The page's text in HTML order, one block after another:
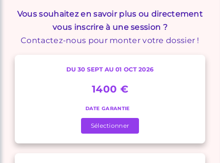
Vous souhaitez en savoir plus ou directement
vous inscrire à une session ?
Contactez-nous pour monter votre dossier !
DU 30 SEPT AU 01 OCT 2026
1400 €
DATE GARANTIE
Sélectionner